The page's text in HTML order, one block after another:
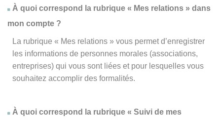
À quoi correspond la rubrique « Mes relations » dans
mon compte ?
La rubrique « Mes relations » vous permet d’enregistrer
les informations de personnes morales (associations,
entreprises) qui vous sont liées et pour lesquelles vous
souhaitez accomplir des formalités.
À quoi correspond la rubrique « Suivi de mes